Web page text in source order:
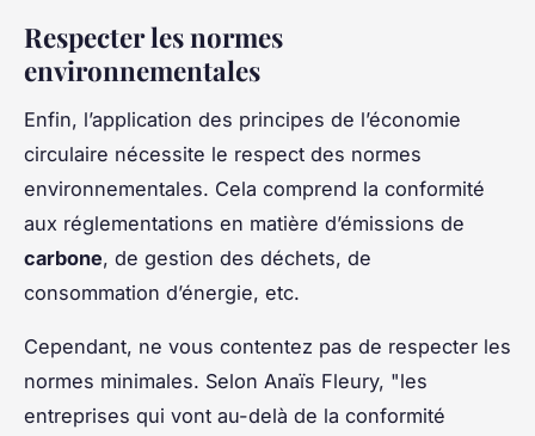
Respecter les normes
environnementales
Enfin, l’application des principes de l’économie
circulaire nécessite le respect des normes
environnementales. Cela comprend la conformité
aux réglementations en matière d’émissions de
carbone, de gestion des déchets, de
consommation d’énergie, etc.
Cependant, ne vous contentez pas de respecter les
normes minimales. Selon Anaïs Fleury, "les
entreprises qui vont au-delà de la conformité